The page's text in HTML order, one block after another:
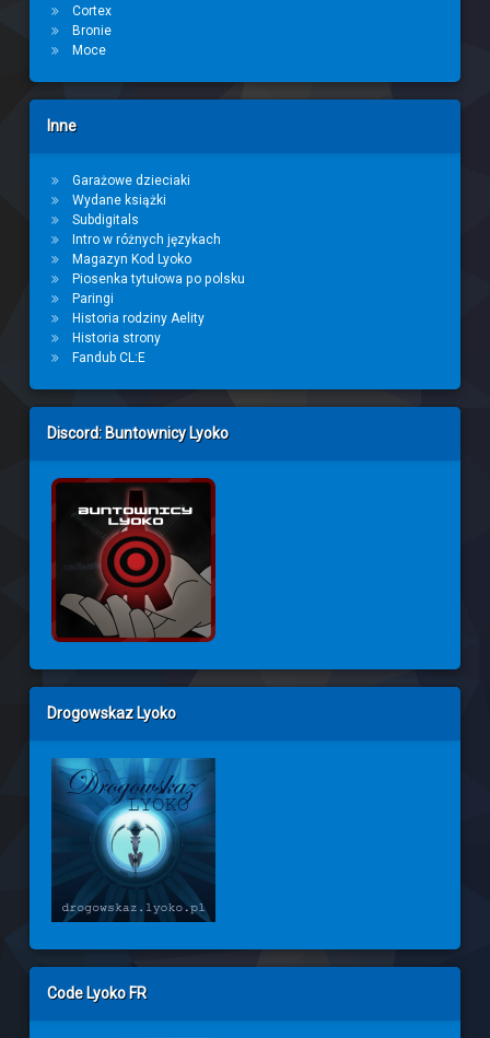
Cortex
Bronie
Moce
Inne
Garażowe dzieciaki
Wydane książki
Subdigitals
Intro w różnych językach
Magazyn Kod Lyoko
Piosenka tytułowa po polsku
Paringi
Historia rodziny Aelity
Historia strony
Fandub CL:E
Discord: Buntownicy Lyoko
Drogowskaz Lyoko
Code Lyoko FR